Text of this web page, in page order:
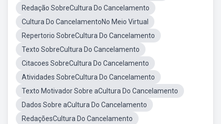
Redação SobreCultura Do Cancelamento
Cultura Do CancelamentoNo Meio Virtual
Repertorio SobreCultura Do Cancelamento
Texto SobreCultura Do Cancelamento
Citacoes SobreCultura Do Cancelamento
Atividades SobreCultura Do Cancelamento
Texto Motivador Sobre aCultura Do Cancelamento
Dados Sobre aCultura Do Cancelamento
RedaçõesCultura Do Cancelamento